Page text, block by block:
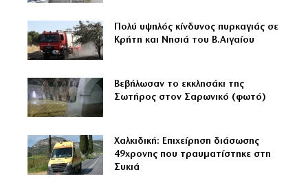
Πολύ υψηλός κίνδυνος πυρκαγιάς σε
Κρήτη και Νησιά του Β.Αιγαίου
Βεβήλωσαν το εκκλησάκι της
Σωτήρος στον Σαρωνικό (φωτό)
Χαλκιδική: Επιχείρηση διάσωσης
49χρονης που τραυματίστηκε στη
Συκιά